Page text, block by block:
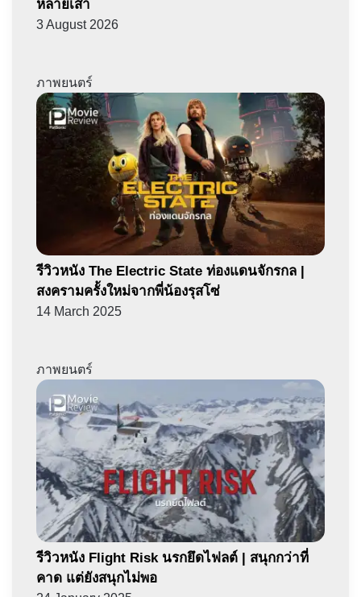
หลายเส้า
3 August 2026
ภาพยนตร์
รีวิวหนัง The Electric State ท่องแดนจักรกล |
สงครามครั้งใหม่จากพี่น้องรุสโซ่
14 March 2025
ภาพยนตร์
รีวิวหนัง Flight Risk นรกยึดไฟลต์ | สนุกกว่าที่
คาด แต่ยังสนุกไม่พอ